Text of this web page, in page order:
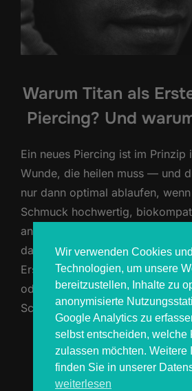
Warum Titan als
Piercing? Und
Ein neues Piercing ist im Prinzip
Wunde, die heilen muss — und
nur dann optimal ablaufen,
Schmuck hochwertig,
angepasst ist. Als professioneller
daher größten Wert darauf,
Ersteinsatzmaterial zu
oder beschichtete
Schwarz …
MEHRÜBER
LESEN
Wir verwenden Cookies
Technologien, um unsere
bereitzustellen, Inhalte zu
anonymisierte
Google Analytics zu
selbst entscheiden, welche
zulassen möchten. Weitere
finden Sie in unserer
weiterlesen